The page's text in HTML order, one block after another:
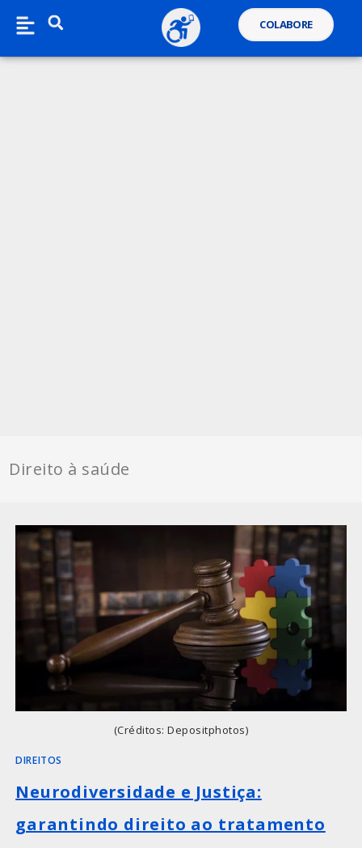
COLABORE
Direito à saúde
(Créditos: Depositphotos)
DIREITOS
Neurodiversidade e Justiça:
garantindo direito ao tratamento